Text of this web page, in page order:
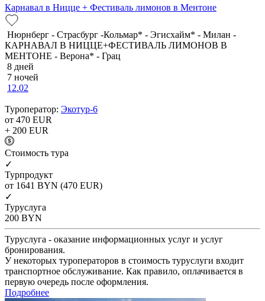
Карнавал в Ницце + Фестиваль лимонов в Ментоне
Нюрнберг - Страсбург -Кольмар* - Эгисхайм* - Милан -
КАРНАВАЛ В НИЦЦЕ+ФЕСТИВАЛЬ ЛИМОНОВ В
МЕНТОНЕ - Верона* - Грац
8 дней
7 ночей
12.02
Туроператор: Экотур-6
от 470 EUR
+ 200 EUR
Cтоимость тура
✓
Турпродукт
от 1641 BYN (470 EUR)
✓
Туруслуга
200 BYN
Туруслуга - оказание информационных услуг и услуг
бронирования.
У некоторых туроператоров в стоимость туруслуги входит
транспортное обслуживание. Как правило, оплачивается в
первую очередь после оформления.
Подробнее